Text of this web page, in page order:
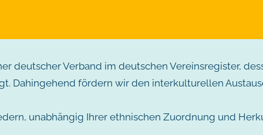
deutscher Verband im deutschen Vereinsregister,
Dahingehend fördern wir den interkulturellen
unabhängig Ihrer ethnischen Zuordnung und